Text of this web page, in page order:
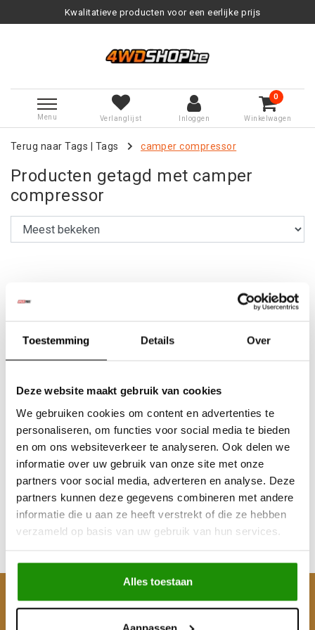
Toestemming Details Over
Deze website maakt gebruik van cookies
We gebruiken cookies om content en advertenties te
personaliseren, om functies voor social media te bieden
en om ons websiteverkeer te analyseren. Ook delen we
informatie over uw gebruik van onze site met onze
partners voor social media, adverteren en analyse. Deze
partners kunnen deze gegevens combineren met andere
informatie die u aan ze heeft verstrekt of die ze hebben
verzameld op basis van uw gebruik van hun services.
Alles toestaan
Aanpassen
Kwalitatieve producten voor een eerlijke prijs
Menu Verlanglijst Inloggen
0
Winkelwagen
Terug naar Tags Tags camper compressor
Producten getagd met camper
compressor
MUDTEC AIR
COMPRESSOR 35L 12V
€40,50
Excl. btw
€49,00
Klantenservice